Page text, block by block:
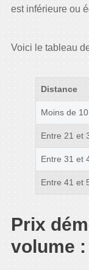
est inférieure ou
Voici le tableau
Distance
Moins de
Entre 21 et
Entre 31 et
Entre 41 et
Prix
volume